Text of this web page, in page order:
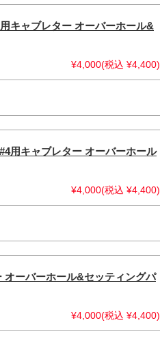
キャブレター オーバーホール&
¥4,000(税込 ¥4,400)
用キャブレター オーバーホール
¥4,000(税込 ¥4,400)
ーバーホール&セッティングパ
¥4,000(税込 ¥4,400)